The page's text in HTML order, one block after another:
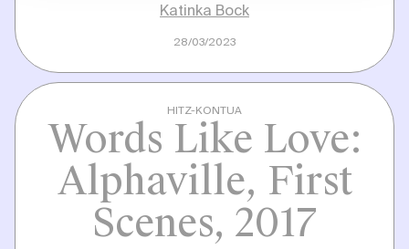
Katinka Bock
28/03/2023
HITZ-KONTUA
Words Like Love:
Alphaville, First
Scenes, 2017